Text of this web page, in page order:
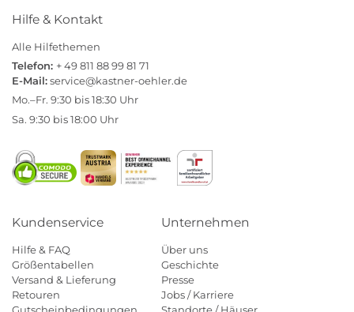
Hilfe & Kontakt
Alle Hilfethemen
Telefon: + 49 811 88 99 81 71
E-Mail:service@kastner-oehler.de
Mo.–Fr. 9:30 bis 18:30 Uhr
Sa. 9:30 bis 18:00 Uhr
Kundenservice
Hilfe & FAQ
Größentabellen
Versand & Lieferung
Retouren
Gutscheinbedingungen
Unternehmen
Über uns
Geschichte
Presse
Jobs / Karriere
Standorte / Häuser